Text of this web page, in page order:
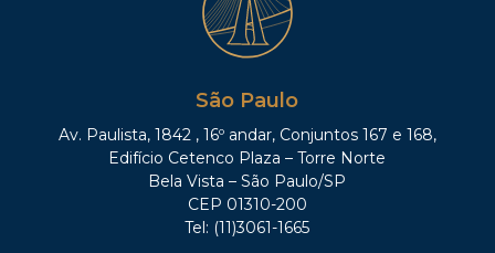
São Paulo
Av. Paulista, 1842 , 16º andar, Conjuntos 167 e 168,
Edifício Cetenco Plaza – Torre Norte
Bela Vista – São Paulo/SP
CEP 01310-200
Tel: (11)3061-1665